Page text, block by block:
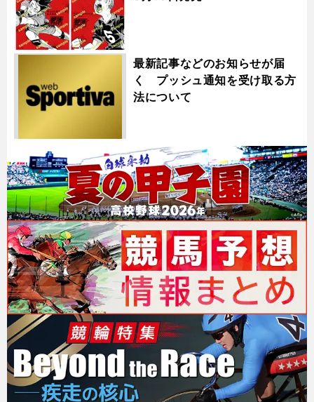
最新記事などのお知らせが届
く プッシュ通知を受け取る方
法について